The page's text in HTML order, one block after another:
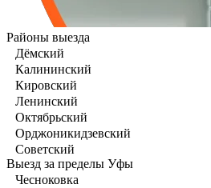
Районы выезда
Дёмский
Калининский
Кировский
Ленинский
Октябрьский
Орджоникидзевский
Советский
Выезд за пределы Уфы
Чесноковка